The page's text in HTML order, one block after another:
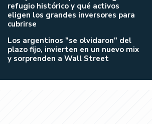
refugio histórico y qué activos
eligen los grandes inversores para
cubrirse
Los argentinos "se olvidaron" del
plazo fijo, invierten en un nuevo mix
y sorprenden a Wall Street